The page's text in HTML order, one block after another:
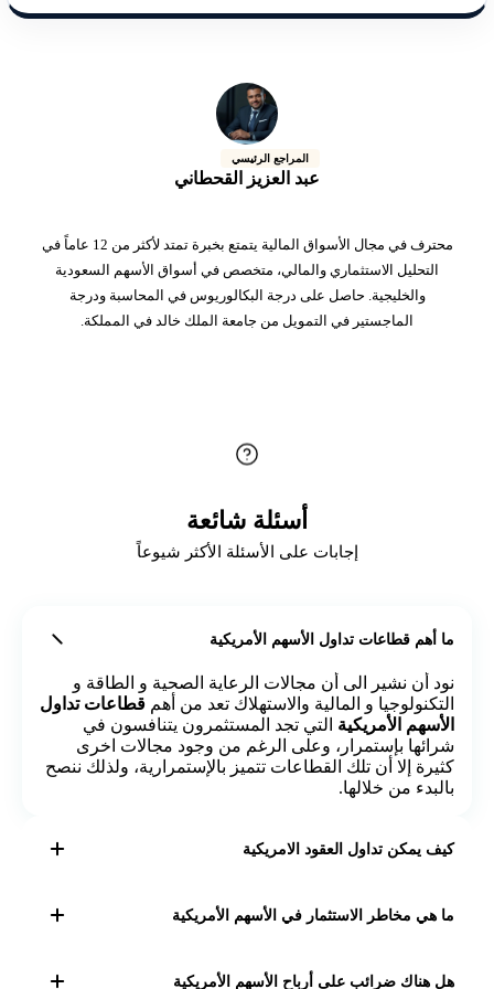
المراجع الرئيسي
عبد العزيز القحطاني
محترف في مجال الأسواق المالية يتمتع بخبرة تمتد لأكثر من 12 عاماً في
التحليل الاستثماري والمالي، متخصص في أسواق الأسهم السعودية
والخليجية. حاصل على درجة البكالوريوس في المحاسبة ودرجة
الماجستير في التمويل من جامعة الملك خالد في المملكة.
أسئلة شائعة
إجابات على الأسئلة الأكثر شيوعاً
ما أهم قطاعات تداول الأسهم الأمريكية
نود أن نشير الى أن مجالات الرعاية الصحية و الطاقة و
التكنولوجيا و المالية والاستهلاك تعد من أهم قطاعات تداول
الأسهم الأمريكية التي تجد المستثمرون يتنافسون في
شرائها بإستمرار، وعلى الرغم من وجود مجالات اخرى
كثيرة إلا أن تلك القطاعات تتميز بالإستمرارية، ولذلك ننصح
بالبدء من خلالها.
كيف يمكن تداول العقود الامريكية
شراء/بيع بسعر محدد مستقبلًا) والخيارات (حق شراء/بيع
حساب في المنصة المناسبة وقم بإيداع المال ثم تعلم
ما هي مخاطر الاستثمار في الأسهم الأمريكية
تقلبات السوق: يمكن أن تتقلب أسعار الأسهم
هل هناك ضرائب على أرباح الأسهم الأمريكية